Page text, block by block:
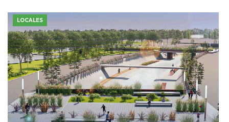
LOCALES